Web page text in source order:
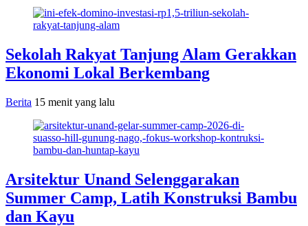
Sekolah Rakyat Tanjung Alam Gerakkan
Ekonomi Lokal Berkembang
Berita 15 menit yang lalu
Arsitektur Unand Selenggarakan
Summer Camp, Latih Konstruksi Bambu
dan Kayu